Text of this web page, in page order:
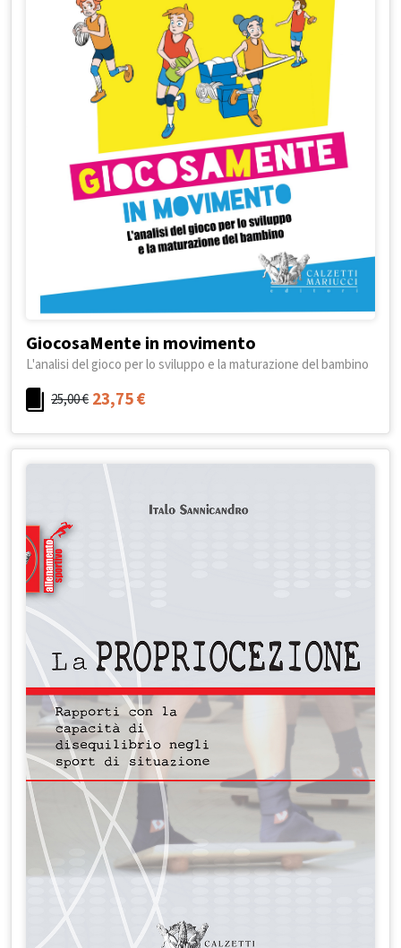
GiocosaMente in movimento
L'analisi del gioco per lo sviluppo e la maturazione del bambino
25,00€ 23,75€